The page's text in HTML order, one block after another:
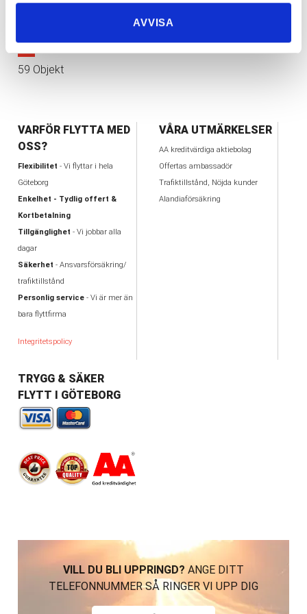
AVVISA
1 2 3 4 5 6 > ≫
59 Objekt
VARFÖR FLYTTA MED
OSS?
Flexibilitet - Vi flyttar i hela
Göteborg
Enkelhet - Tydlig offert &
Kortbetalning
Tillgänglighet - Vi jobbar alla
dagar
Säkerhet - Ansvarsförsäkring/
trafiktillstånd
Personlig service- Vi är mer än
bara flyttfirma
Integritetspolicy
VÅRA UTMÄRKELSER
AA kreditvärdiga aktiebolag
Offertas ambassadör
Trafiktillstånd, Nöjda kunder
Alandiaförsäkring
TRYGG & SÄKER
FLYTT I GÖTEBORG
VILL DU BLI UPPRINGD? ANGE DITT
TELEFONNUMMER SÅ RINGER VI UPP DIG